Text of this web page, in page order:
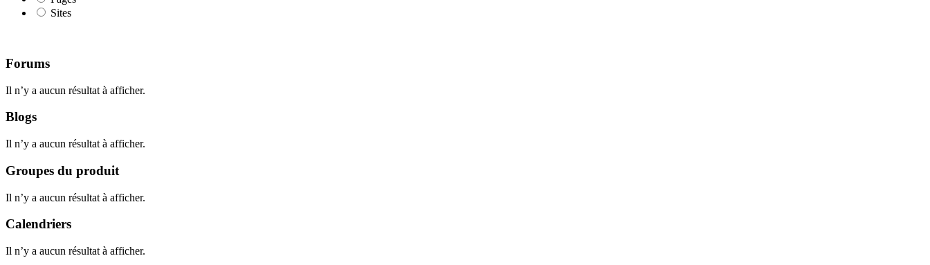
Sites
Forums
Il n’y a aucun résultat à afficher.
Blogs
Il n’y a aucun résultat à afficher.
Groupes du produit
Il n’y a aucun résultat à afficher.
Calendriers
Il n’y a aucun résultat à afficher.